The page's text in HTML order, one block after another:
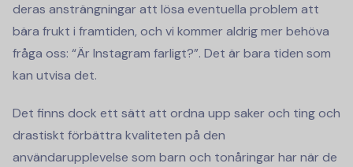
deras ansträngningar att lösa eventuella problem att
bära frukt i framtiden, och vi kommer aldrig mer behöva
fråga oss: “Är Instagram farligt?”. Det är bara tiden som
kan utvisa det.
Det finns dock ett sätt att ordna upp saker och ting och
drastiskt förbättra kvaliteten på den
användarupplevelse som barn och tonåringar har när de